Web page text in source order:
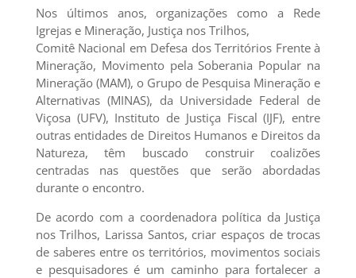
Nos últimos anos, organizações como a Rede
Igrejas e Mineração, Justiça nos Trilhos,
Comitê Nacional em Defesa dos Territórios Frente à
Mineração, Movimento pela Soberania Popular na
Mineração (MAM), o Grupo de Pesquisa Mineração e
Alternativas (MINAS), da Universidade Federal de
Viçosa (UFV), Instituto de Justiça Fiscal (IJF), entre
outras entidades de Direitos Humanos e Direitos da
Natureza, têm buscado construir coalizões
centradas nas questões que serão abordadas
durante o encontro.
De acordo com a coordenadora política da Justiça
nos Trilhos, Larissa Santos, criar espaços de trocas
de saberes entre os territórios, movimentos sociais
e pesquisadores é um caminho para fortalecer a